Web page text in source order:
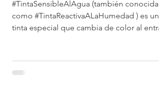
Seguridad Antifalsificación
#TintaSensibleAlAgua (también conocida
como #TintaReactivaALaHumedad ) es una
tinta especial que cambia de color al